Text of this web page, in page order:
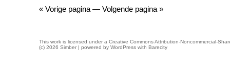
« Vorige pagina — Volgende pagina »
This work is licensed under a Creative Commons Attribution-Noncommercial-
(c) 2026 Simber | powered by WordPress with Barecity